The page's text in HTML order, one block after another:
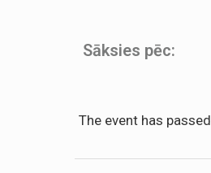
Sāksies pēc:
The event has